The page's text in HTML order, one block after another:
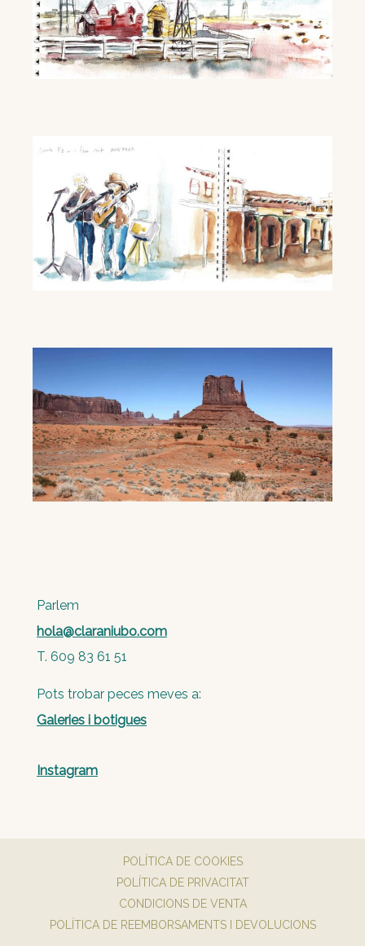
Parlem
hola@claraniubo.com
T. 609 83 61 51
Pots trobar peces meves a:
Galeries i botigues
Instagram
POLÍTICA DE COOKIES
POLÍTICA DE PRIVACITAT
CONDICIONS DE VENTA
POLÍTICA DE REEMBORSAMENTS I DEVOLUCIONS